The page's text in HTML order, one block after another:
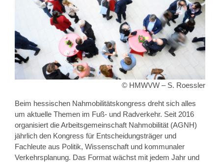
© HMWVW – S. Roessler
Beim hessischen Nahmobilitätskongress dreht sich alles
um aktuelle Themen im Fuß- und Radverkehr. Seit 2016
organisiert die Arbeitsgemeinschaft Nahmobilität (AGNH)
jährlich den Kongress für Entscheidungsträger und
Fachleute aus Politik, Wissenschaft und kommunaler
Verkehrsplanung. Das Format wächst mit jedem Jahr und